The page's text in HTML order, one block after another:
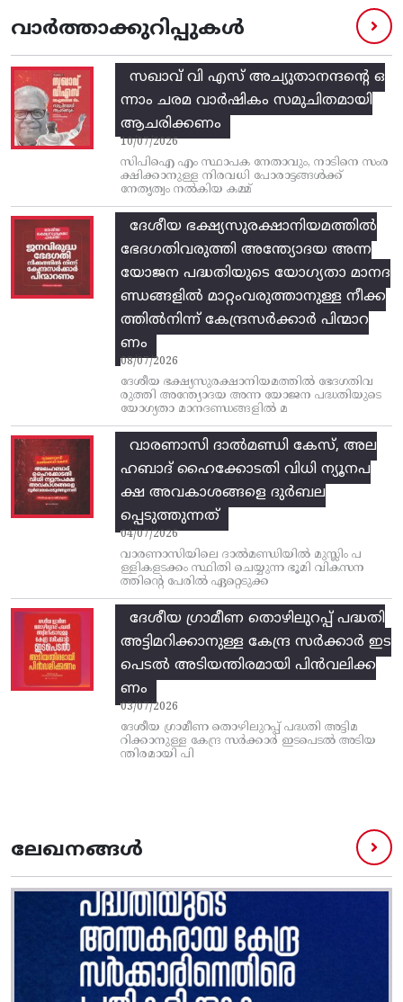
വാർത്താക്കുറിപ്പുകൾ
സഖാവ് വി എസ്‌ അച്യുതാനന്ദന്റെ ഒ
ന്നാം ചരമ വാര്‍ഷികം സമുചിതമായി
ആചരിക്കണം
10/07/2026
സിപിഐ എം സ്ഥാപക നേതാവും, നാടിനെ സംര
ക്ഷിക്കാനുള്ള നിരവധി പോരാട്ടങ്ങള്‍ക്ക്‌
നേതൃത്വം നല്‍കിയ കമ്മ്
ദേശീയ ഭക്ഷ്യസുരക്ഷാനിയമത്തിൽ
ഭേദഗതിവരുത്തി അന്ത്യോദയ അന്ന
യോജന പദ്ധതിയുടെ യോഗ്യതാ മാനദ
ണ്ഡങ്ങളിൽ മാറ്റംവരുത്താനുള്ള നീക്ക
ത്തിൽനിന്ന്‌ കേന്ദ്രസർക്കാർ പിന്മാറ
ണം
08/07/2026
ദേശീയ ഭക്ഷ്യസുരക്ഷാനിയമത്തിൽ ഭേദഗതിവ
രുത്തി അന്ത്യോദയ അന്ന യോജന പദ്ധതിയുടെ
യോഗ്യതാ മാനദണ്ഡങ്ങളിൽ മ
വാരണാസി ദാൽമണ്ഡി കേസ്, അല
ഹബാദ് ഹൈക്കോടതി വിധി ന്യൂനപ
ക്ഷ അവകാശങ്ങളെ ദുർബല
പ്പെടുത്തുന്നത്
04/07/2026
വാരണാസിയിലെ ദാൽമണ്ഡിയിൽ മുസ്ലിം പ
ള്ളികളടക്കം സ്ഥിതി ചെയ്യുന്ന ഭൂമി വികസന
ത്തിന്റെ പേരിൽ ഏറ്റെടുക്ക
ദേശീയ ഗ്രാമീണ തൊഴിലുറപ്പ്‌ പദ്ധതി
അട്ടിമറിക്കാനുള്ള കേന്ദ്ര സര്‍ക്കാര്‍ ഇട
പെടല്‍ അടിയന്തിരമായി പിന്‍വലിക്ക
ണം
03/07/2026
ദേശീയ ഗ്രാമീണ തൊഴിലുറപ്പ്‌ പദ്ധതി അട്ടിമ
റിക്കാനുള്ള കേന്ദ്ര സര്‍ക്കാര്‍ ഇടപെടല്‍ അടിയ
ന്തിരമായി പി
ലേഖനങ്ങൾ